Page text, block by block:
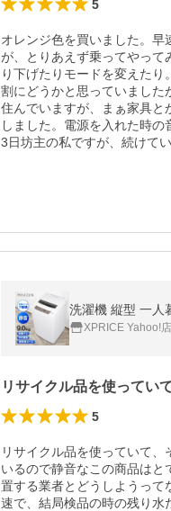
5
オレンジ色を買いました。早
が、とりあえず乗ってやって
り下げたりモードを変えた
割にどうかと思っていました
住んでいますが、まぁ家具と
しました。電源を入れた時の
3日坊主の私ですが、続けて
洗濯機 縦型 一人
XPRICE Yahoo!店
リサイクル品を使ってい
5
リサイクル品を使っていて
いるので静音なこの商品は
置する業者とどうしようって
速で、結局検品の時の残り水